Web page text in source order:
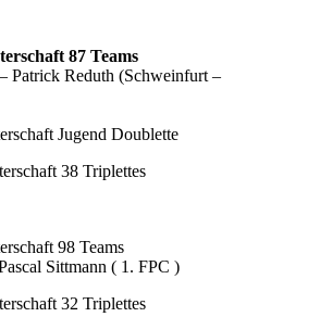
87 Teams
Patrick Reduth (Schweinfurt –
Jugend Doublette
38 Triplettes
98 Teams
Sittmann ( 1. FPC )
32 Triplettes